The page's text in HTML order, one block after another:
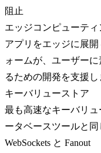
阻止
エッジコンピューティ
アプリをエッジに展
ォームが、ユーザー
るための開発を支援し
キーバリューストア
最も高速なキーバリ
ータベースツールと
WebSockets と Fanout